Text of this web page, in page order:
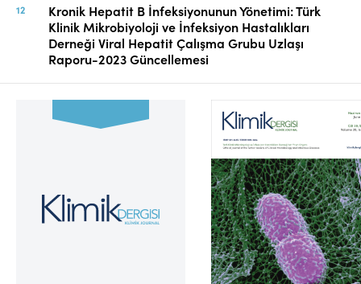
Kronik Hepatit B İnfeksiyonunun Yönetimi: Türk
Klinik Mikrobiyoloji ve İnfeksiyon Hastalıkları
Derneği Viral Hepatit Çalışma Grubu Uzlaşı
Raporu-2023 Güncellemesi